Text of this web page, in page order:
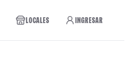
LOCALES INGRESAR